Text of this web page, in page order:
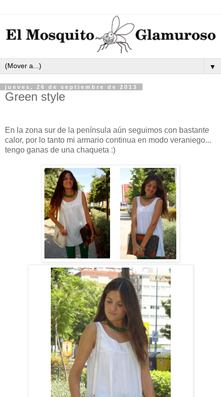
▼
jueves, 26 de septiembre de 2013
Green style
En la zona sur de la península aún seguimos con bastante
calor, por lo tanto mi armario continua en modo veraniego...
tengo ganas de una chaqueta :)